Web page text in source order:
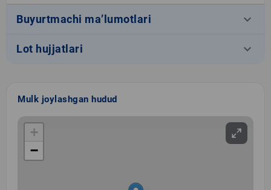
Buyurtmachi ma’lumotlari keyboard_arrow_down
Lot hujjatlari keyboard_arrow_down
Mulk joylashgan hudud
+
−